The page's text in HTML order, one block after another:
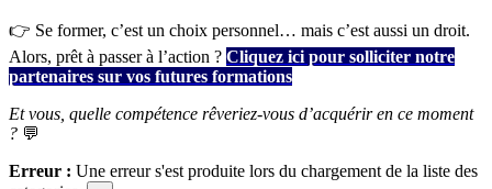
👉 Se former, c’est un choix personnel… mais c’est aussi un droit.
Alors, prêt à passer à l’action ? Cliquez ici pour solliciter notre
partenaires sur vos futures formations
Et vous, quelle compétence rêveriez-vous d’acquérir en ce moment
? 💬
Erreur : Une erreur s'est produite lors du chargement de la liste des